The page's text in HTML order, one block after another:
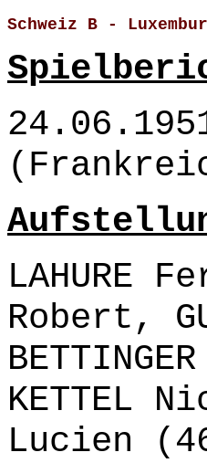
Schweiz B -
LAHURE
Robert,
KETTEL
Lucien